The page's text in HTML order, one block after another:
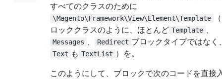
すべてのクラスのために
\Magento\Framework\View\Element\Template
ロッククラスのように、ほとんど Template
Messages Redirect ブロックタイプではなく
Text も TextList ）を。
このようにして、ブロックで次のコードを直接